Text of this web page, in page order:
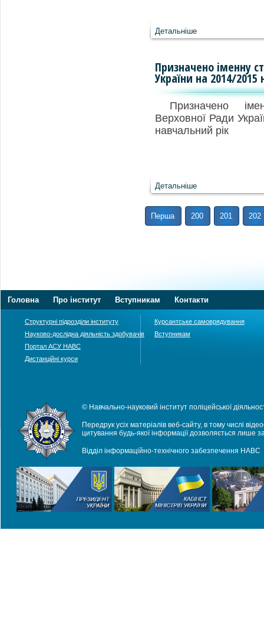
Детальніше
Призначено іменну
України на 2014/2015
Призначено
Верховної Ради
навчальний рік
Детальніше
Перша 200 201 202
Головна Про інститут Вступникам Контакти
Структурні підрозділи інституту
Науково-дослідна діяльність здобувачів
Портал АСУ НАВС
Дистанційні курси
Курсантське самоврядування
Вступникам
© Навчально-науковий інститут поліцейської
Передрук усіх матеріалів веб-сайту, в тому числі
цитування будь-якої інформації дозволяється лише
Відділ інформаційно-технічного забезпечення НАВС